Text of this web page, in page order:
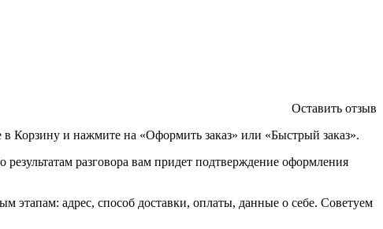
Оставить отзыв
Корзину и нажмите на «Оформить заказ» или «Быстрый заказ».
разговора вам придет подтверждение оформления
этапам: адрес, способ доставки, оплаты, данные о себе. Советуем